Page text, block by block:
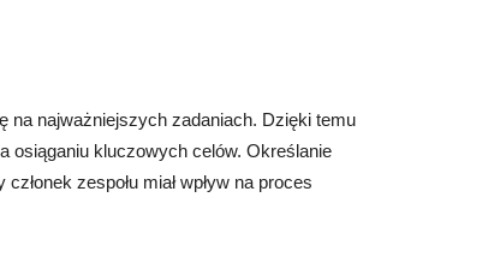
na najważniejszych zadaniach. Dzięki temu
osiąganiu kluczowych celów. Określanie
zespołu miał wpływ na proces